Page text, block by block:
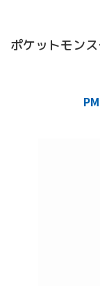
ポケットモン